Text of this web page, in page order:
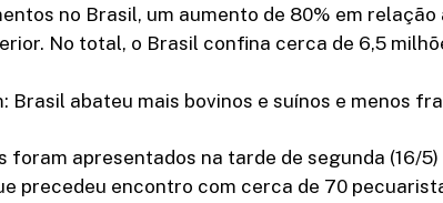
no Brasil, um aumento de 80% em relação
No total, o Brasil confina cerca de 6,5
Brasil abateu mais bovinos e suínos e menos
foram apresentados na tarde de segunda (16/
precedeu encontro com cerca de 70